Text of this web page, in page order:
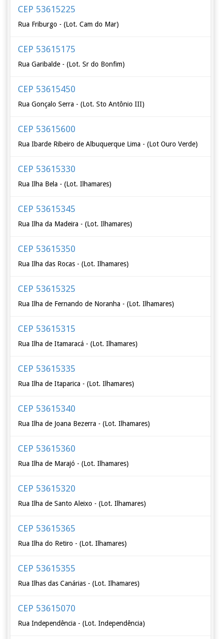
CEP 53615225
Rua Friburgo - (Lot. Cam do Mar)
CEP 53615175
Rua Garibalde - (Lot. Sr do Bonfim)
CEP 53615450
Rua Gonçalo Serra - (Lot. Sto Antônio III)
CEP 53615600
Rua Ibarde Ribeiro de Albuquerque Lima - (Lot Ouro Verde)
CEP 53615330
Rua Ilha Bela - (Lot. Ilhamares)
CEP 53615345
Rua Ilha da Madeira - (Lot. Ilhamares)
CEP 53615350
Rua Ilha das Rocas - (Lot. Ilhamares)
CEP 53615325
Rua Ilha de Fernando de Noranha - (Lot. Ilhamares)
CEP 53615315
Rua Ilha de Itamaracá - (Lot. Ilhamares)
CEP 53615335
Rua Ilha de Itaparica - (Lot. Ilhamares)
CEP 53615340
Rua Ilha de Joana Bezerra - (Lot. Ilhamares)
CEP 53615360
Rua Ilha de Marajó - (Lot. Ilhamares)
CEP 53615320
Rua Ilha de Santo Aleixo - (Lot. Ilhamares)
CEP 53615365
Rua Ilha do Retiro - (Lot. Ilhamares)
CEP 53615355
Rua Ilhas das Canárias - (Lot. Ilhamares)
CEP 53615070
Rua Independência - (Lot. Independência)